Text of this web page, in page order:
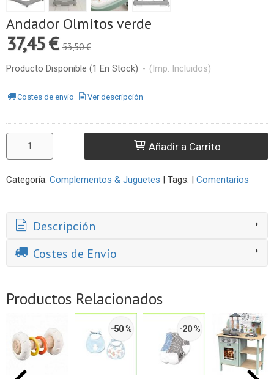
Andador Olmitos verde
37,45 € 53,50 €
Producto Disponible (1 En Stock) - (Imp. Incluidos)
Costes de envío Ver descripción
Añadir a Carrito
Categoría: Complementos & Juguetes | Tags: | Comentarios
Descripción
Costes de Envío
Productos Relacionados
-50 % -20 %